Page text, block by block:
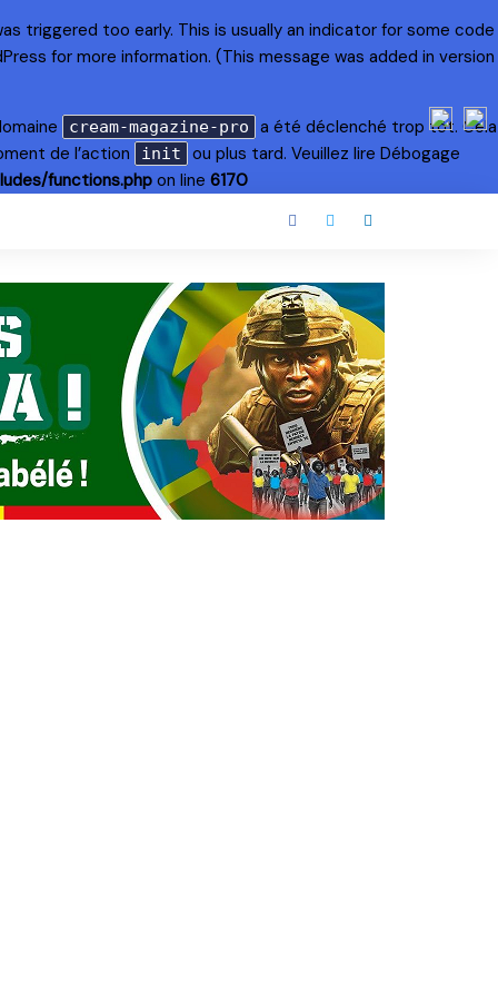
triggered too early. This is usually an indicator for some code
for more information. (This message was added in version
cream-magazine-pro
a été déclenché trop tôt. Cela
de l’action
init ou plus tard. Veuillez lire Débogage
functions.php on line 6170